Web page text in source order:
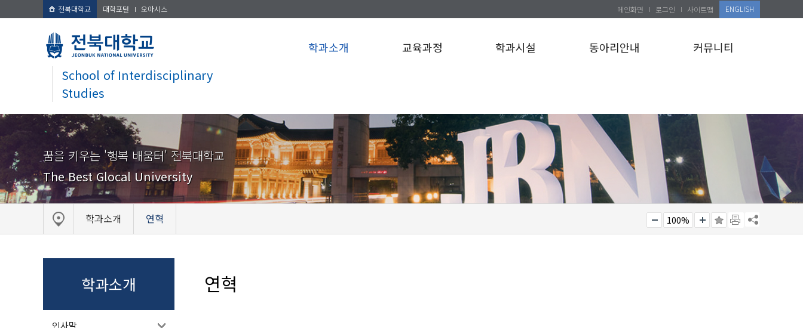
전북대학교 대학포털 오아시스
School of Interdisciplinary
Studies
메인화면 로그인 사이트맵 ENGLISH
학과소개 교육과정 학과시설 동아리안내 커뮤니티
꿈을 키우는 '행복 배움터' 전북대학교
The Best Glocal University
학과소개 연혁 100%
학과소개
인사말
연혁